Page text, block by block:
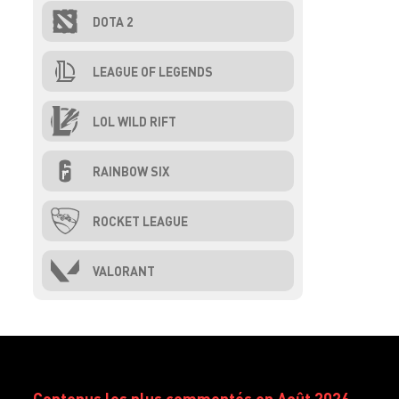
DOTA 2
LEAGUE OF LEGENDS
LOL WILD RIFT
RAINBOW SIX
ROCKET LEAGUE
VALORANT